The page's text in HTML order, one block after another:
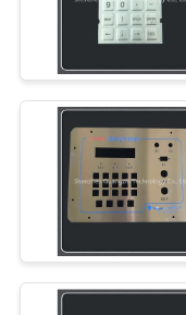
CONTACTEZ-
NOUS
DEMANDEZ
CITATION
PLAN